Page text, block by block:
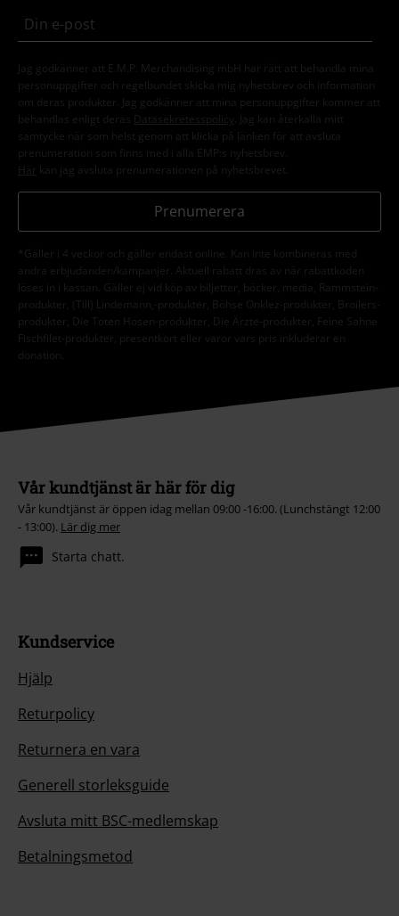
Jag godkänner att E.M.P. Merchandising mbH har rätt att behandla mina
personuppgifter och regelbundet skicka mig nyhetsbrev och information
om deras produkter. Jag godkänner att mina personuppgifter kommer att
behandlas enligt deras
Datasekretesspolicy
. Jag kan återkalla mitt
samtycke när som helst genom att klicka på länken för att avsluta
prenumeration som finns med i alla EMP:s nyhetsbrev.
Här kan jag avsluta prenumerationen på nyhetsbrevet.
Prenumerera
*Gäller i 4 veckor och gäller endast online. Kan inte kombineras med
andra erbjudanden/kampanjer. Aktuell rabatt dras av när rabattkoden
löses in i kassan. Gäller ej vid köp av biljetter, böcker, media, Rammstein-
produkter, (Till) Lindemann,-produkter, Böhse Onklez-produkter, Broilers-
produkter, Die Toten Hosen-produkter, Die Ärzte-produkter, Feine Sahne
Fischfilet-produkter, presentkort eller varor vars pris inkluderar en
donation.
Vår kundtjänst är här för dig
Vår kundtjänst är öppen idag mellan 09:00 -16:00. (Lunchstängt 12:00
- 13:00). Lär dig mer
Starta chatt.
Kundservice
Hjälp
Returpolicy
Returnera en vara
Generell storleksguide
Avsluta mitt BSC-medlemskap
Betalningsmetod